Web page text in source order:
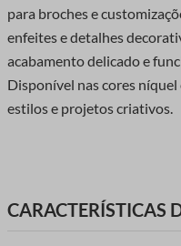
para broches e
enfeites e detalhes
acabamento delicado e
Disponível nas cores
estilos e projetos criativos.
CARACTERÍSTICAS